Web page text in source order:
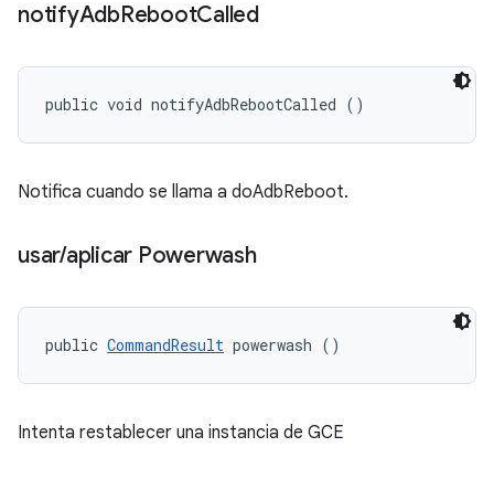
notifyAdbRebootCalled
public void notifyAdbRebootCalled ()
Notifica cuando se llama a doAdbReboot.
usar/aplicar Powerwash
public CommandResult powerwash ()
Intenta restablecer una instancia de GCE